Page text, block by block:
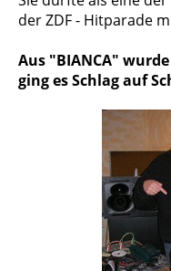
der ZDF - Hitparade
Aus "BIANCA"
ging es Schlag auf